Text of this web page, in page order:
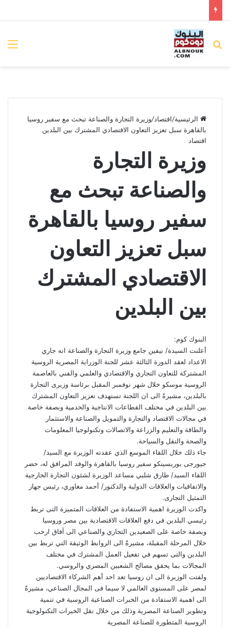
بحث عن
الرئيسية/اقتصاد/وزيرة التجارة والصناعة تبحث مع سفير روسيا
بالقاهرة سبل تعزيز التعاون الاقتصادي المشترك بين البلدين
اقتصاد
وزيرة التجارة
والصناعة تبحث مع
سفير روسيا بالقاهرة
سبل تعزيز التعاون
الاقتصادي المشترك
بين البلدين
البنوك كوم:
أعلنت السيدة/ نيفين جامع وزيرة التجارة والصناعة انه جاري
الاعداد لعقد الدورة الثالثة عشر للجنة الوزراية المصرية الروسية
المشتركة للتعاون التجاري والاقتصادي والعلمي والفني بالعاصمة
الروسية موسكو خلال شهر نوفمبر المقبل برئاسة وزيرى التجارة
بالبلدين، مشيرةً الى ان اللجنة تستهدف تعزيز التعاون المشترك
بين البلدين في مختلف القطاعات الانتاجية والخدمية وبصفة خاصة
في مجالات الاقتصاد والتجارة والتمويل والصناعة والاستثمار
والطاقة والتعليم والزراعة والاتصالات وتكنولوجيا المعلومات
والصحة والنقل والسياحة.
جاء ذلك خلال اللقاء الموسع الذي عقدته الوزيرة مع السيد/
جيورجى بوريسينكو سفير روسيا بالقاهرة والوفد المرافق له، حضر
اللقاء السيد/ طارق شلبي مساعد الوزيرة لشئون التجارة الخارجية
والاتفاقيات والعلاقات الدولية والدكتور/ أحمد مغاوري، رئيس جهاز
التمثيل التجارى.
واكدت الوزيرة اهمية الاستفادة من العلاقات المتميزة التى تربط
رئيسي البلدين في دفع العلاقات الاقتصادية بين مصر وروسيا
وبصفة خاصة على الصعيدين التجاري والصناعي الى آفاق ارحب
خلال المرحلة المقبلة، مشيرةً الى الروابط الوثيقة التي تربط بين
البلدين والتى تسهم في تفعيل العمل المشترك في مختلف
المجالات بما يحقق مصالح الشعبين المصري والروسي.
ولفتت الوزيرة الى ان روسيا تعد احد أهم الشركاء الاقتصاديين
لمصر على المستوى العالمي لا سيما فى المجال الصناعي، مشيرةً
الى اهمية الاستفادة من الخبرات الصناعية الروسية في تنمية
وتطوير الصناعة المصرية وذلك من خلال نقل الخبرات التكنولوجية
الروسية المتطورة للصناعة المصرية